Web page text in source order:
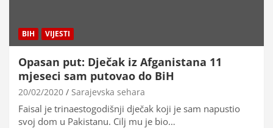
BIH VIJESTI
Opasan put: Dječak iz Afganistana 11
mjeseci sam putovao do BiH
20/02/2020 Sarajevska sehara
Faisal je trinaestogodišnji dječak koji je sam napustio
svoj dom u Pakistanu. Cilj mu je bio…